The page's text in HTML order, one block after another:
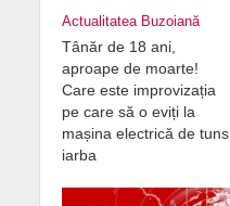
Actualitatea Buzoiană
Tânăr de 18 ani,
aproape de moarte!
Care este improvizația
pe care să o eviți la
mașina electrică de tuns
iarba